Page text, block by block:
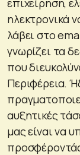
ηλεκτρονικά
λάβει στο
γνωρίζει τα
που
Περιφέρεια.
αυξητικές
μας είναι να